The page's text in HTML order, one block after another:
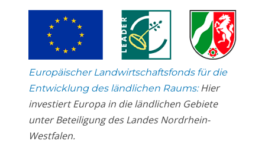
Europäischer Landwirtschaftsfonds für die
Entwicklung des ländlichen Raums:Hier
investiert Europa in die ländlichen Gebiete
unter Beteiligung des Landes Nordrhein-
Westfalen.